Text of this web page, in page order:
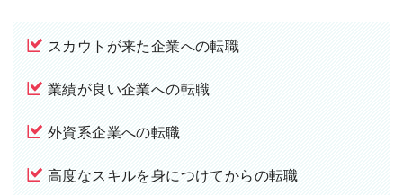
スカウトが来た企業への転職
業績が良い企業への転職
外資系企業への転職
高度なスキルを身につけてからの転職